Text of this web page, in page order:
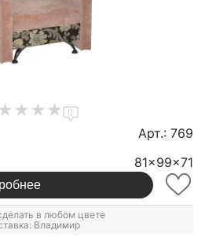
0
Арт.: 769
81x99x71
в любом цвете
Владимир